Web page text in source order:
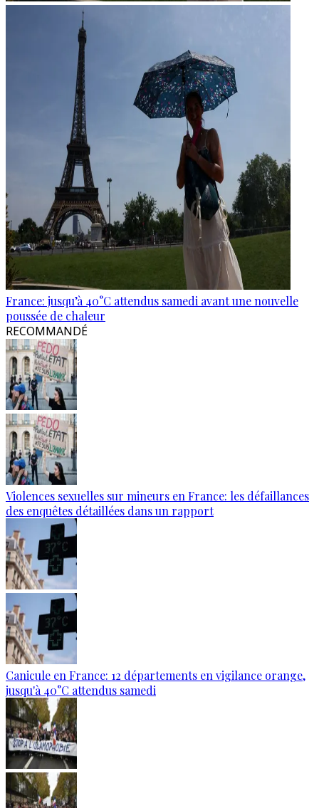
France: jusqu’à 40°C attendus samedi avant une nouvelle
poussée de chaleur
RECOMMANDÉ
Violences sexuelles sur mineurs en France: les défaillances
des enquêtes détaillées dans un rapport
Canicule en France: 12 départements en vigilance orange,
jusqu'à 40°C attendus samedi